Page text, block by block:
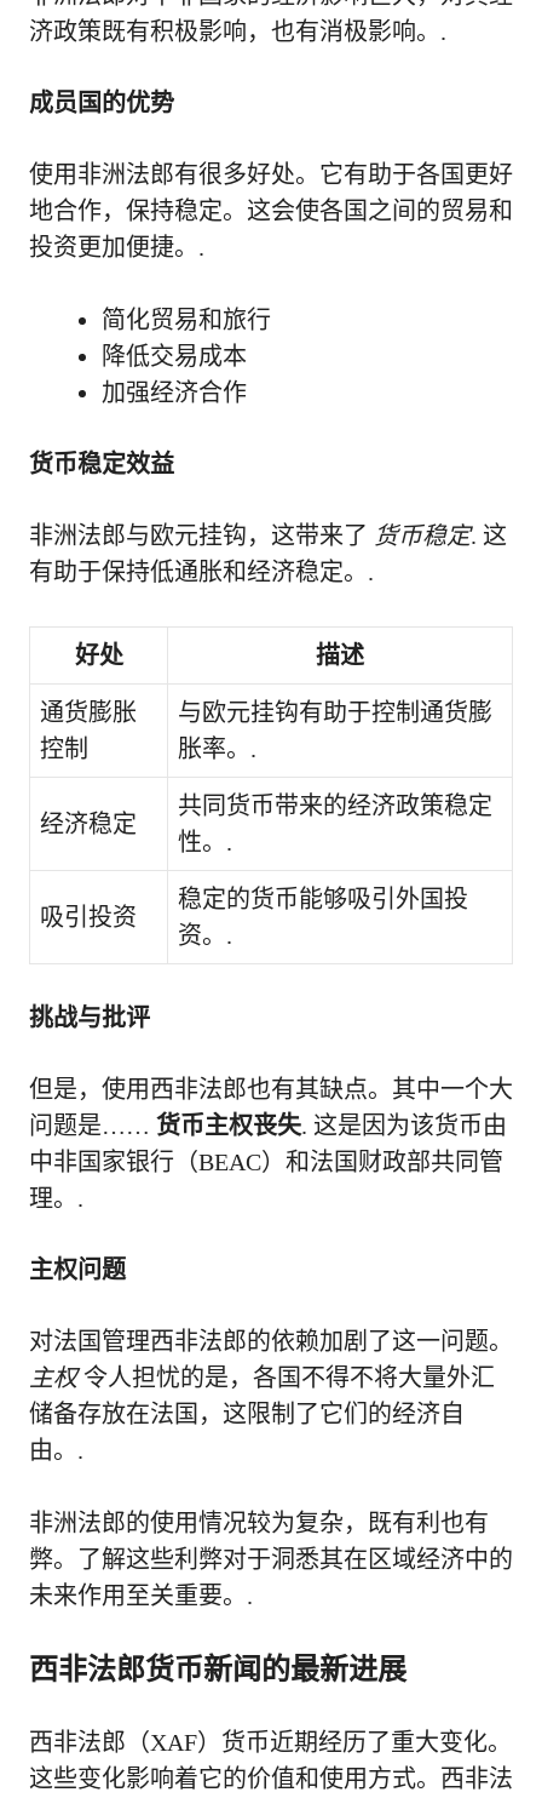
济政策既有积极影响，也有消极影响。.
成员国的优势
使用非洲法郎有很多好处。它有助于各国更好
地合作，保持稳定。这会使各国之间的贸易和
投资更加便捷。.
简化贸易和旅行
降低交易成本
加强经济合作
货币稳定效益
非洲法郎与欧元挂钩，这带来了 货币稳定. 这
有助于保持低通胀和经济稳定。.
好处 描述
通货膨胀
控制
与欧元挂钩有助于控制通货膨
胀率。.
经济稳定
共同货币带来的经济政策稳定
性。.
吸引投资
稳定的货币能够吸引外国投
资。.
挑战与批评
但是，使用西非法郎也有其缺点。其中一个大
问题是…… 货币主权丧失. 这是因为该货币由
中非国家银行（BEAC）和法国财政部共同管
理。.
主权问题
对法国管理西非法郎的依赖加剧了这一问题。
主权令人担忧的是，各国不得不将大量外汇
储备存放在法国，这限制了它们的经济自
由。.
非洲法郎的使用情况较为复杂，既有利也有
弊。了解这些利弊对于洞悉其在区域经济中的
未来作用至关重要。.
西非法郎货币新闻的最新进展
西非法郎（XAF）货币近期经历了重大变化。
这些变化影响着它的价值和使用方式。西非法